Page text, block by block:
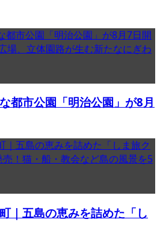
都市公園「明治公園」が8月
｜五島の恵みを詰めた「し